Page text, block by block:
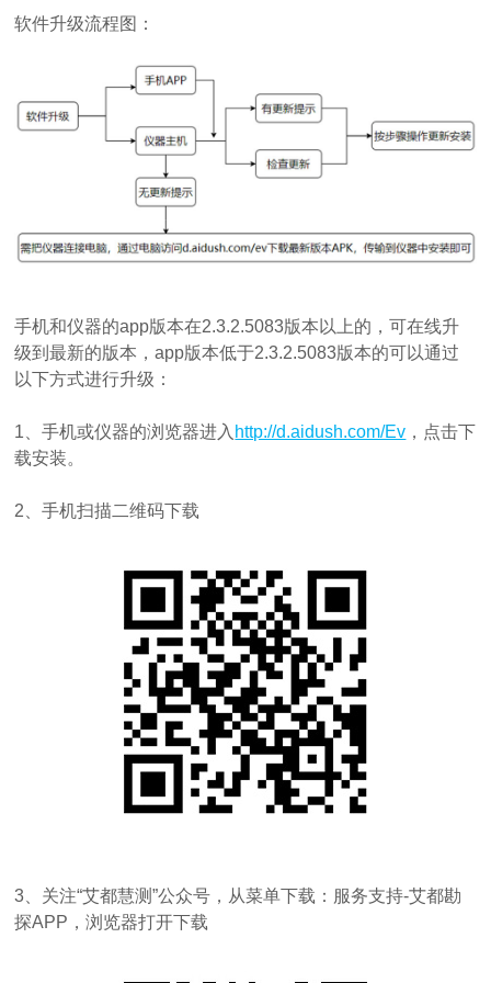
软件升级流程图：
手机和仪器的app版本在2.3.2.5083版本以上的，可在线升
级到最新的版本，app版本低于2.3.2.5083版本的可以通过
以下方式进行升级：
1、手机或仪器的浏览器进入 http://d.aidush.com/Ev ，点击下
载安装。
2、手机扫描二维码下载
3、关注“艾都慧测”公众号，从菜单下载：服务支持-艾都勘
探APP，浏览器打开下载